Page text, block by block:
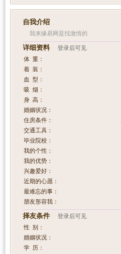
自我介绍
我来缘易网是找激情的
详细资料 登录后可见
体 重：
着 装：
血 型：
吸 烟：
身 高：
婚姻状况：
住房条件：
交通工具：
毕业院校：
我的个性：
我的优势：
兴趣爱好：
近期的心愿：
最难忘的事：
朋友形容我：
择友条件 登录后可见
性 别：
婚姻状况：
学 历：